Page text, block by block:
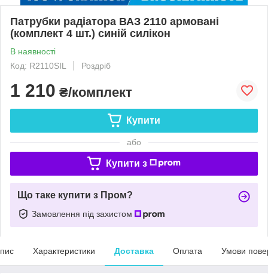
Патрубки радіатора ВАЗ 2110 армовані
(комплект 4 шт.) синій силікон
В наявності
Код: R2110SIL
Роздріб
1 210 ₴/комплект
Купити
або
Купити з
Що таке купити з Пром?
Замовлення під захистом
Характеристики Доставка Оплата Умови